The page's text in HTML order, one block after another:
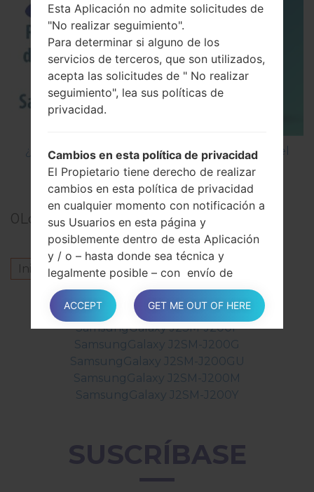
¿Cómo restablecer datos de fábrica a través del
menú en Samsung Galaxy J2 SM-J200H?
0Los comentarios
Inicie la sesiónpara dejar su comentario.
Otros modelos de esta serie
SamsungGalaxy J2SM-J200F
SamsungGalaxy J2SM-J200G
SamsungGalaxy J2SM-J200GU
SamsungGalaxy J2SM-J200M
SamsungGalaxy J2SM-J200Y
SUSCRÍBASE
Esta Aplicación no admite solicitudes de
"No realizar seguimiento".
Para determinar si alguno de los
servicios de terceros, que son utilizados,
acepta las solicitudes de " No realizar
seguimiento", lea sus políticas de
privacidad.
Cambios en esta política de privacidad
El Propietario tiene derecho de realizar
cambios en esta política de privacidad
en cualquier momento con notificación a
sus Usuarios en esta página y
posiblemente dentro de esta Aplicación
y / o – hasta donde sea técnica y
legalmente posible – con envío de
notificación a los Usuarios a través de
información de contacto disponible para
el Propietario.
Se recomienda encarecidamente
consultar esta página con frecuencia,
refiriéndose a la fecha de la última
modificación que se indica en la parte
Si los cambios afectan las actividades
ACCEPT GET ME OUT OF HERE